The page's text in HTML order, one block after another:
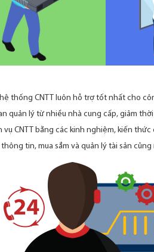
thống CNTT luôn hỗ trợ tốt nhất cho
quản lý từ nhiều nhà cung cấp, giảm
CNTT bằng các kinh nghiệm, kiến
tin, mua sắm và quản lý tài sản cũng